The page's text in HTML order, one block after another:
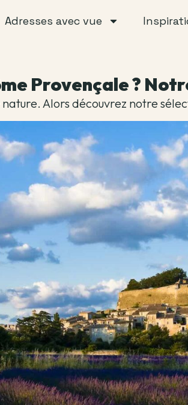
Adresses avec vue
Provençale ?
Alors découvrez notre